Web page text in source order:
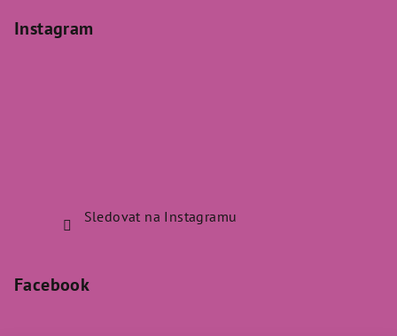
Instagram
Sledovat na Instagramu
Facebook